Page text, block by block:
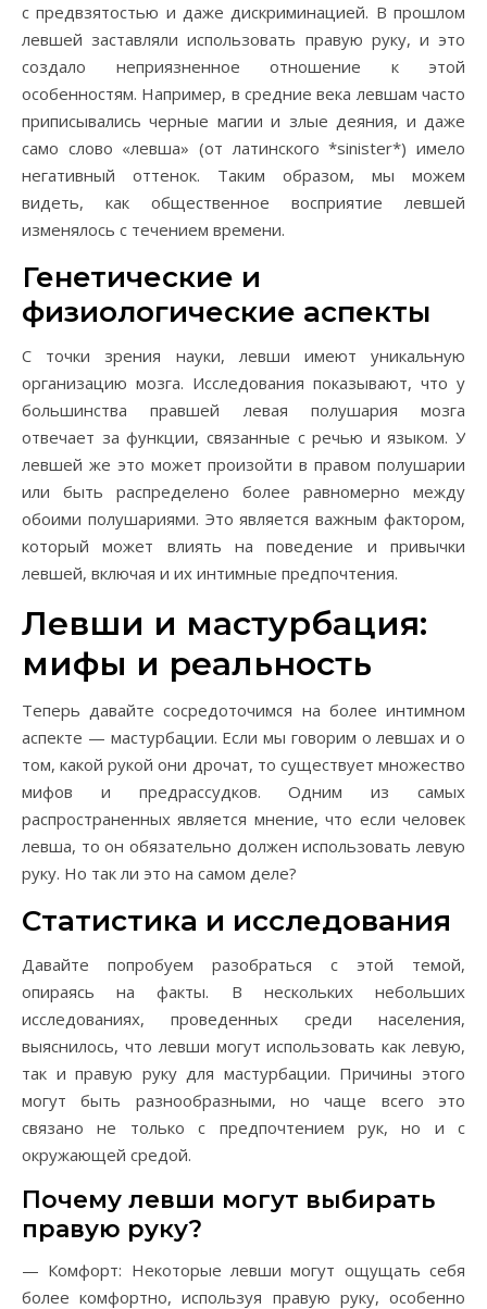
с предвзятостью и даже дискриминацией. В прошлом
левшей заставляли использовать правую руку, и это
создало неприязненное отношение к этой
особенностям. Например, в средние века левшам часто
приписывались черные магии и злые деяния, и даже
само слово «левша» (от латинского *sinister*) имело
негативный оттенок. Таким образом, мы можем
видеть, как общественное восприятие левшей
изменялось с течением времени.
Генетические и
физиологические аспекты
С точки зрения науки, левши имеют уникальную
организацию мозга. Исследования показывают, что у
большинства правшей левая полушария мозга
отвечает за функции, связанные с речью и языком. У
левшей же это может произойти в правом полушарии
или быть распределено более равномерно между
обоими полушариями. Это является важным фактором,
который может влиять на поведение и привычки
левшей, включая и их интимные предпочтения.
Левши и мастурбация:
мифы и реальность
Теперь давайте сосредоточимся на более интимном
аспекте — мастурбации. Если мы говорим о левшах и о
том, какой рукой они дрочат, то существует множество
мифов и предрассудков. Одним из самых
распространенных является мнение, что если человек
левша, то он обязательно должен использовать левую
руку. Но так ли это на самом деле?
Статистика и исследования
Давайте попробуем разобраться с этой темой,
опираясь на факты. В нескольких небольших
исследованиях, проведенных среди населения,
выяснилось, что левши могут использовать как левую,
так и правую руку для мастурбации. Причины этого
могут быть разнообразными, но чаще всего это
связано не только с предпочтением рук, но и с
окружающей средой.
Почему левши могут выбирать
правую руку?
— Комфорт: Некоторые левши могут ощущать себя
более комфортно, используя правую руку, особенно